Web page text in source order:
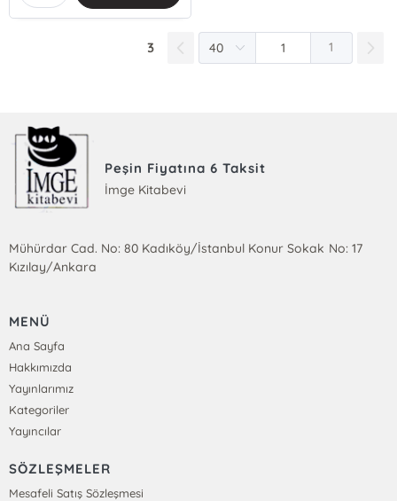
3 1
Peşin Fiyatına 6 Taksit
İmge Kitabevi
Mühürdar Cad. No: 80 Kadıköy/İstanbul Konur Sokak No: 17
Kızılay/Ankara
MENÜ
Ana Sayfa
Hakkımızda
Yayınlarımız
Kategoriler
Yayıncılar
SÖZLEŞMELER
Mesafeli Satış Sözleşmesi